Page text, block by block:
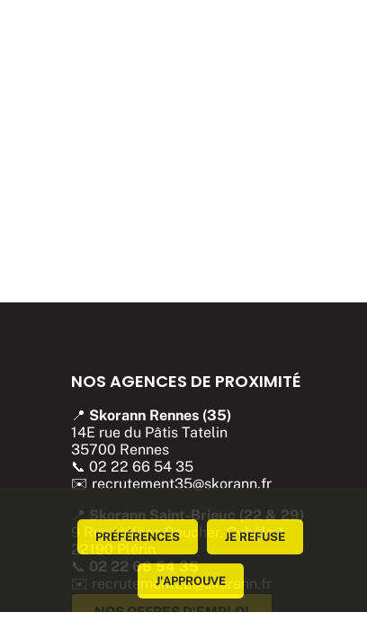
NOS AGENCES DE PROXIMITÉ
📍 Skorann Rennes (35)
14E rue du Pâtis Tatelin
35700 Rennes
📞 02 22 66 54 35
✉️ recrutement35@skorann.fr
📍Skorann Saint-Brieuc (22 & 29)
9 Rue Hélène Boucher, Cybèle 1
22190 Plérin
📞 02 22 66 54 35
✉️ recrutement22@skorann.fr
NOS OFFRES D'EMPLOI
PRÉFÉRENCES JE REFUSE
J'APPROUVE